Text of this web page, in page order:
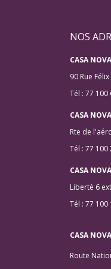
NOS
CASA
90 Rue
Tél : 77 100
CASA
Rte de
Tél : 77 100
CASA
Liberté 6
Tél : 77 100
CASA
Route